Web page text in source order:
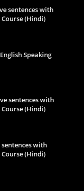
sentences with
(Hindi)
Speaking
sentences with
(Hindi)
with
(Hindi)